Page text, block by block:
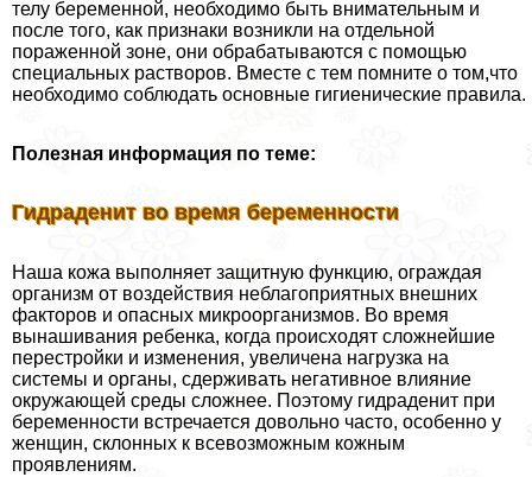
телу беременной, необходимо быть внимательным и
после того, как признаки возникли на отдельной
пораженной зоне, они обpaбатываются с помощью
специальных растворов. Вместе с тем помните о том,что
необходимо соблюдать основные гигиенические правила.
Полезная информация по теме:
Гидраденит во время беременности
Наша кожа выполняет защитную функцию, ограждая
организм от воздействия нeблагоприятных внешних
факторов и опасных микроорганизмов. Во время
вынашивания ребенка, когда происходят сложнейшие
перестройки и изменения, увеличена нагрузка на
системы и органы, сдерживать негативное влияние
окружающей среды сложнее. Поэтому гидраденит при
беременности встречается довольно часто, особенно у
женщин, склонных к всевозможным кожным
проявлениям.